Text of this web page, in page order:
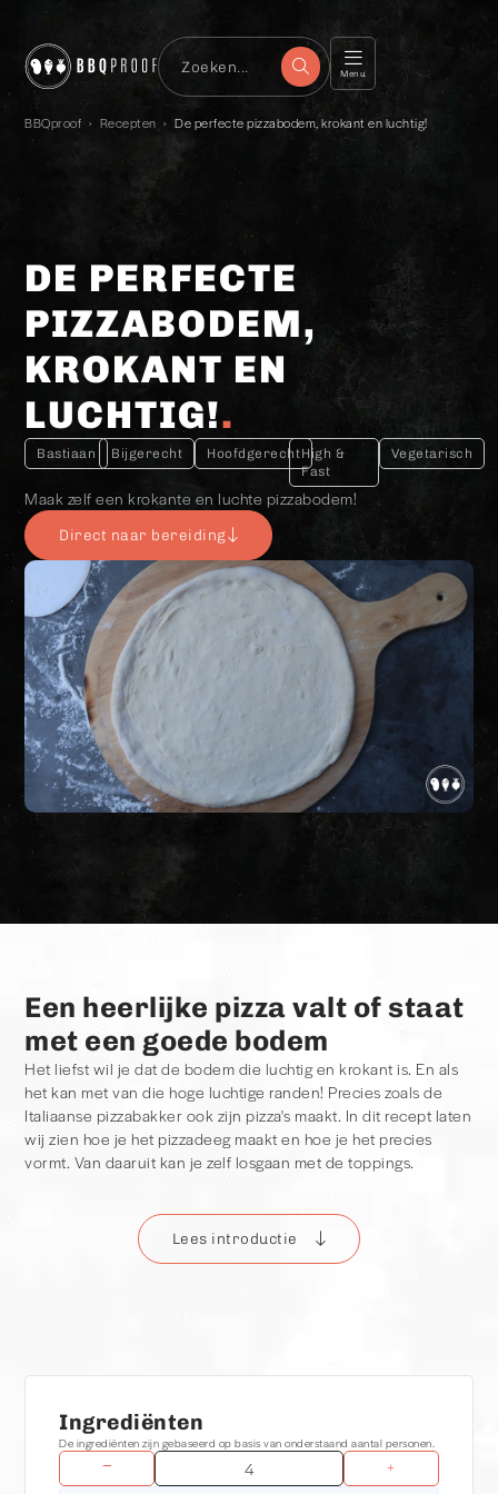
Menu
BBQproof › Recepten › De perfecte pizzabodem, krokant en luchtig!
DE PERFECTE
PIZZABODEM,
KROKANT EN
LUCHTIG!
Bastiaan Bijgerecht HoofdgerechtHigh &
Fast
Vegetarisch
Maak zelf een krokante en luchte pizzabodem!
Direct naar bereiding
Een heerlijke pizza valt of staat
met een goede bodem
Het liefst wil je dat de bodem die luchtig en krokant is. En als
het kan met van die hoge luchtige randen! Precies zoals de
Italiaanse pizzabakker ook zijn pizza's maakt. In dit recept laten
wij zien hoe je het pizzadeeg maakt en hoe je het precies
vormt. Van daaruit kan je zelf losgaan met de toppings.
Lees introductie
bbq
Zelf ben ik geen pizzabakker en ik heb mij de afgelopen jaren
dan ook vooral laten inspireren. Daarom wil ik graagSimon
Giaccotto (pizzabakker en auteur van De Pizzabijbel)
Ingrediënten
De ingrediënten zijn gebaseerd op basis van onderstaand aantal personen.
− +